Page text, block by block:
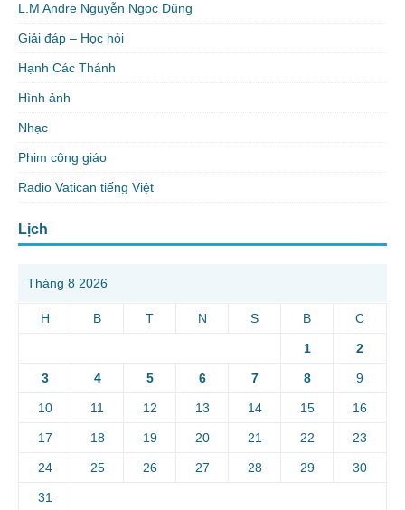
L.M Andre Nguyễn Ngọc Dũng
Giải đáp – Học hỏi
Hạnh Các Thánh
Hình ảnh
Nhạc
Phim công giáo
Radio Vatican tiếng Việt
Lịch
Tháng 8 2026
H B T N S B C
1 2
3 4 5 6 7 8 9
10 11 12 13 14 15 16
17 18 19 20 21 22 23
24 25 26 27 28 29 30
31